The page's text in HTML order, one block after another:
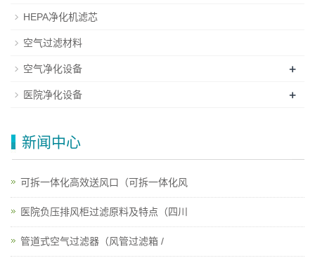
HEPA净化机滤芯
空气过滤材料
空气净化设备 +
医院净化设备 +
新闻中心
可拆一体化高效送风口（可拆一体化风
医院负压排风柜过滤原料及特点（四川
管道式空气过滤器（风管过滤箱 /